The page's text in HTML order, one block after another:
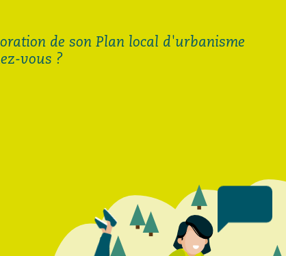
de son Plan local d'urbanisme
vous ?
Demande de diagnostic
assainissement pour
Cornimont et La Bresse.pdf
Demande de raccordement
au réseau d'eau potable de la
CCHV.pdf
92.94 Ko